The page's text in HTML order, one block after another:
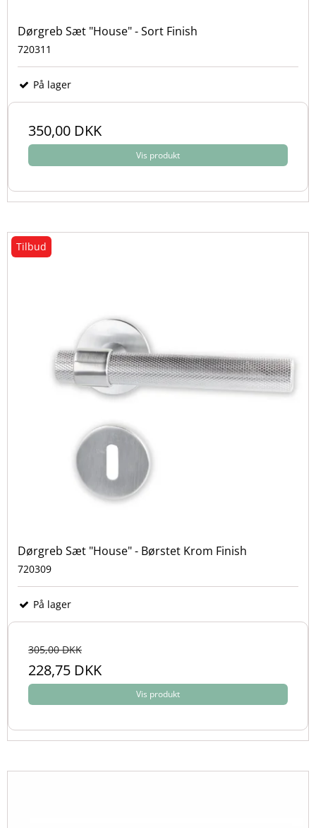
Dørgreb Sæt "House" - Sort Finish
720311
På lager
350,00 DKK
Vis produkt
Tilbud
Dørgreb Sæt "House" - Børstet Krom Finish
720309
På lager
305,00 DKK
228,75 DKK
Vis produkt